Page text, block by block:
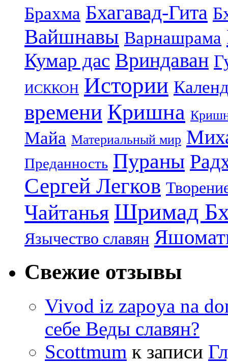
Брахма Бхагавад-Гита
Вайшнавы Варнашрама
Кумар дас Вриндаван
ИСККОН Истории
времени Кришна
Майа Материальный мир
Преданность Пураны
Сергей Легков
Чайтанья Шримад
Язычество славян
Свежие отзывы
Vivod iz zapoya na
себе Веды славян?
Scottmum к записи